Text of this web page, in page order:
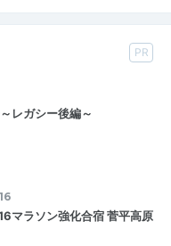
PR
レガシー後編～
マラソン強化合宿 菅平高原